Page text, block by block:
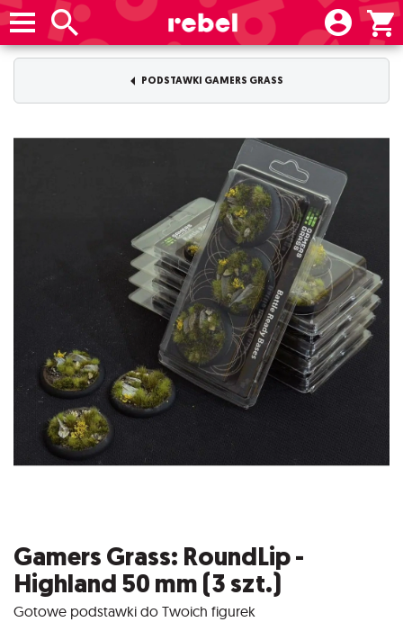
PODSTAWKI GAMERS GRASS
Gamers Grass: RoundLip -
Highland 50 mm (3 szt.)
Gotowe podstawki do Twoich figurek